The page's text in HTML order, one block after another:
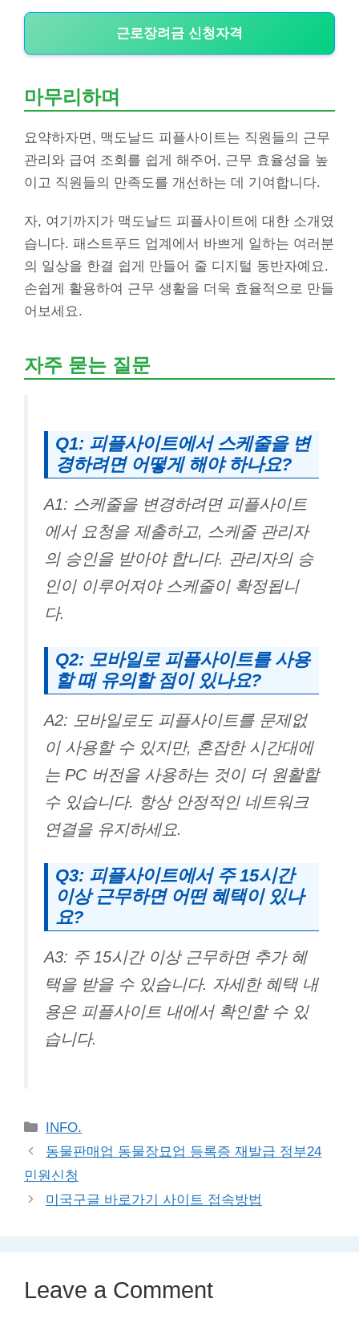
근로장려금 신청자격
마무리하며
요약하자면, 맥도날드 피플사이트는 직원들의 근무
관리와 급여 조회를 쉽게 해주어, 근무 효율성을 높
이고 직원들의 만족도를 개선하는 데 기여합니다.
자, 여기까지가 맥도날드 피플사이트에 대한 소개였
습니다. 패스트푸드 업계에서 바쁘게 일하는 여러분
의 일상을 한결 쉽게 만들어 줄 디지털 동반자예요.
손쉽게 활용하여 근무 생활을 더욱 효율적으로 만들
어보세요.
자주 묻는 질문
Q1: 피플사이트에서 스케줄을 변
경하려면 어떻게 해야 하나요?
A1: 스케줄을 변경하려면 피플사이트
에서 요청을 제출하고, 스케줄 관리자
의 승인을 받아야 합니다. 관리자의 승
인이 이루어져야 스케줄이 확정됩니
다.
Q2: 모바일로 피플사이트를 사용
할 때 유의할 점이 있나요?
A2: 모바일로도 피플사이트를 문제없
이 사용할 수 있지만, 혼잡한 시간대에
는 PC 버전을 사용하는 것이 더 원활할
수 있습니다. 항상 안정적인 네트워크
연결을 유지하세요.
Q3: 피플사이트에서 주 15시간
이상 근무하면 어떤 혜택이 있나
요?
A3: 주 15시간 이상 근무하면 추가 혜
택을 받을 수 있습니다. 자세한 혜택 내
용은 피플사이트 내에서 확인할 수 있
습니다.
Categories
INFO.
동물판매업 동물장묘업 등록증 재발급 정부24
민원신청
미국구글 바로가기 사이트 접속방법
Leave a Comment